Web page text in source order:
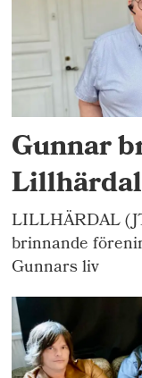
Gunnar
LILLHÄRDAL
brinnande
Gunnars liv